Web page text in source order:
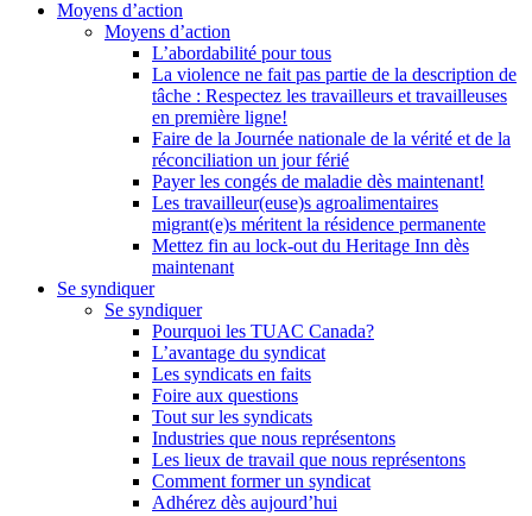
Moyens d’action
Moyens d’action
L’abordabilité pour tous
La violence ne fait pas partie de la description de
tâche : Respectez les travailleurs et travailleuses
en première ligne!
Faire de la Journée nationale de la vérité et de la
réconciliation un jour férié
Payer les congés de maladie dès maintenant!
Les travailleur(euse)s agroalimentaires
migrant(e)s méritent la résidence permanente
Mettez fin au lock-out du Heritage Inn dès
maintenant
Se syndiquer
Se syndiquer
Pourquoi les TUAC Canada?
L’avantage du syndicat
Les syndicats en faits
Foire aux questions
Tout sur les syndicats
Industries que nous représentons
Les lieux de travail que nous représentons
Comment former un syndicat
Adhérez dès aujourd’hui